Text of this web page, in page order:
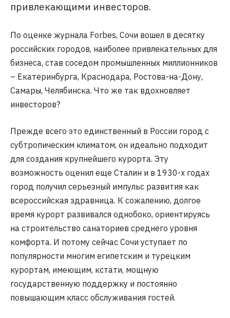
привлекающими инвесторов.
По оценке журнала Forbes, Сочи вошел в десятку
российских городов, наиболее привлекательных для
бизнеса, став соседом промышленных миллионников
– Екатеринбурга, Краснодара, Ростова-на-Дону,
Самары, Челябинска. Что же так вдохновляет
инвесторов?
Прежде всего это единственный в России город с
субтропическим климатом, он идеально подходит
для создания крупнейшего курорта. Эту
возможность оценил еще Сталин и в 1930-х годах
город получил серьезный импульс развития как
всероссийская здравница. К сожалению, долгое
время курорт развивался однобоко, ориентируясь
на строительство санаториев среднего уровня
комфорта. И потому сейчас Сочи уступает по
популярности многим египетским и турецким
курортам, имеющим, кстати, мощную
государственную поддержку и постоянно
повышающим класс обслуживания гостей.